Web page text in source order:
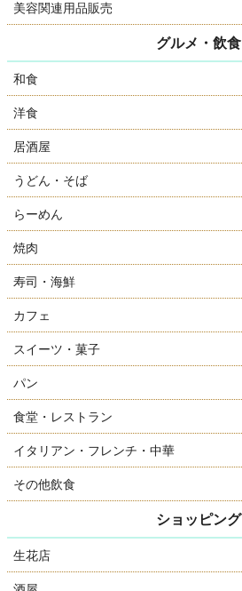
美容関連用品販売
グルメ・飲食
和食
洋食
居酒屋
うどん・そば
らーめん
焼肉
寿司・海鮮
カフェ
スイーツ・菓子
パン
食堂・レストラン
イタリアン・フレンチ・中華
その他飲食
ショッピング
生花店